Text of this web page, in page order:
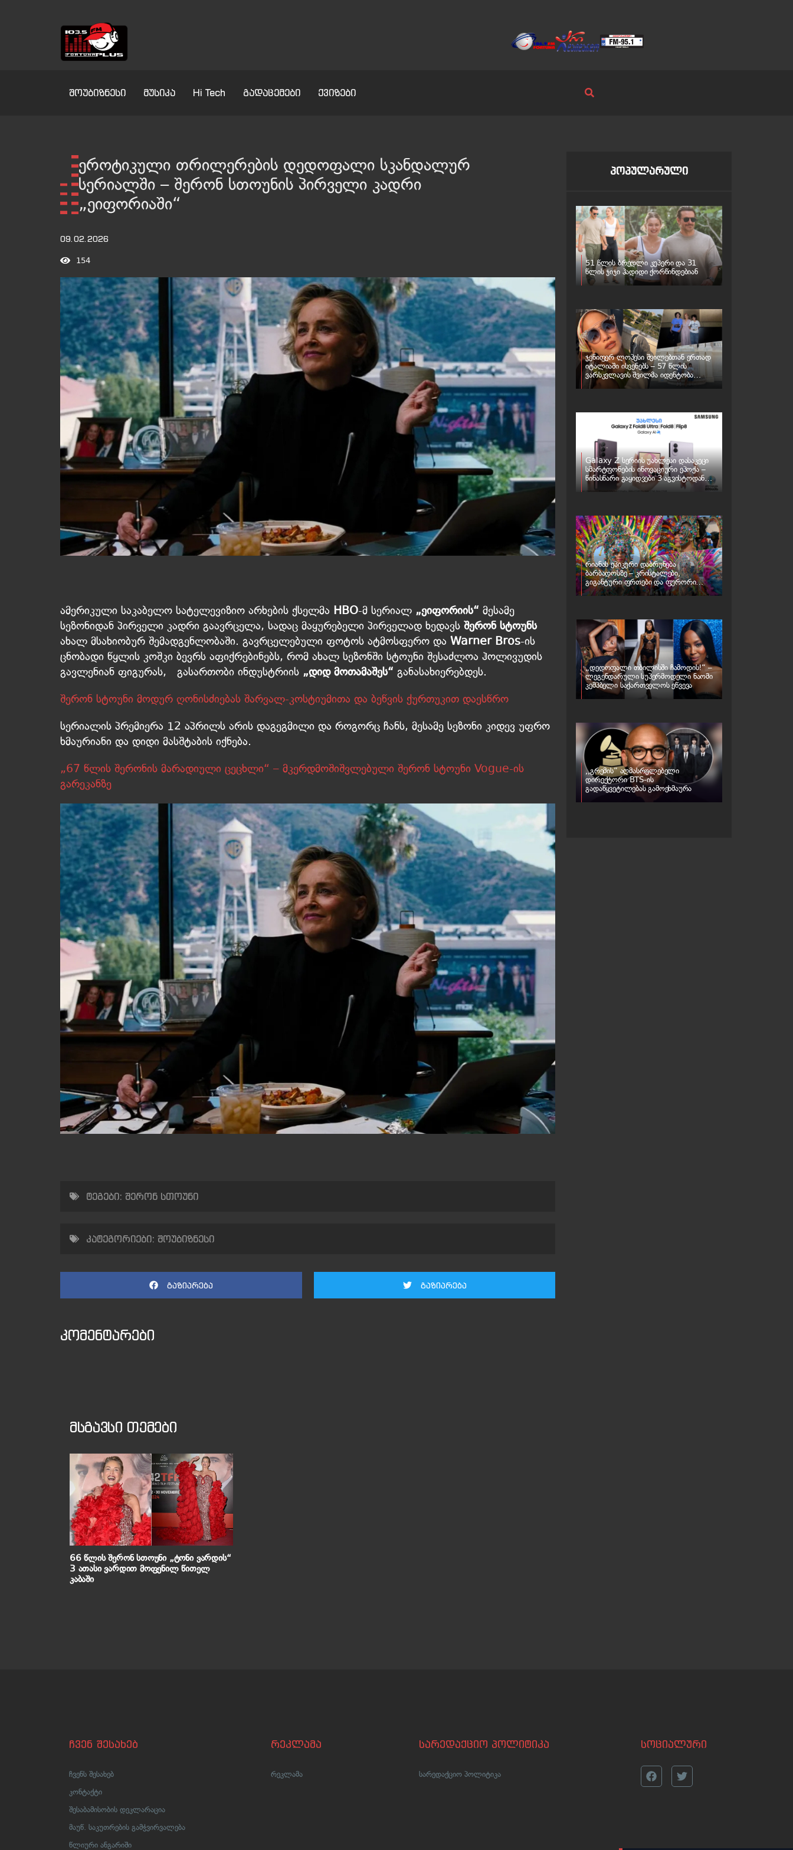
შოუბიზნესი მუსიკა Hi Tech გადაცემები ქვიზები
ეროტიკული თრილერების დედოფალი სკანდალურ
სერიალში – შერონ სთოუნის პირველი კადრი
„ეიფორიაში“
09.02.2026
154
ამერიკული საკაბელო სატელევიზიო არხების ქსელმა HBO-მ სერიალ „ეიფორიის“ მესამე
სეზონიდან პირველი კადრი გაავრცელა, სადაც მაყურებელი პირველად ხედავს შერონ სტოუნს
ახალ მსახიობურ შემადგენლობაში. გავრცელებული ფოტოს ატმოსფერო და Warner Bros-ის
ცნობადი წყლის კოშკი ბევრს აფიქრებინებს, რომ ახალ სეზონში სტოუნი შესაძლოა ჰოლივუდის
გავლენიან ფიგურას, გასართობი ინდუსტრიის „დიდ მოთამაშეს“ განასახიერებდეს.
შერონ სტოუნი მოდურ ღონისძიებას შარვალ-კოსტიუმითა და ბეწვის ქურთუკით დაესწრო
სერიალის პრემიერა 12 აპრილს არის დაგეგმილი და როგორც ჩანს, მესამე სეზონი კიდევ უფრო
ხმაურიანი და დიდი მასშტაბის იქნება.
„67 წლის შერონის მარადიული ცეცხლი“ – მკერდმოშიშვლებული შერონ სტოუნი Vogue-ის
გარეკანზე
ტეგები: შერონ სთოუნი
კატეგორიები: შოუბიზნესი
გაზიარება გაზიარება
კომენტარები
პოპულარული
51 წლის ბრედლი კუპერი და 31
წლის ჯიჯი ჰადიდი ქორწინდებიან
ჯენიფერ ლოპესი შვილებთან ერთად
იტალიაში ისვენებს – 57 წლის
ვარსკვლავის შვილმა იდენტობა
შეიცვალა
Galaxy Z სერიის უახლესი დასაკეცი
სმარტფონების ინოვაციური ეპოქა –
წინასწარი გაყიდვები 3 აგვისტოდან
იწყება
რიანას ეპიკური დაბრუნება
ბარბადოსზე – კრისტალები,
გიგანტური ფრთები და ფურორი
კარნავალზე
„დედოფალი თბილისში ჩამოდის!“ –
ლეგენდარული სუპერმოდელი ნაომი
კემპბელი საქართველოს ეწვევა
,,გრემის” აღმასრულებელი
დირექტორი BTS-ის
გადაწყვეტილებას გამოეხმაურა
მსგავსი თემები
66 წლის შერონ სთოუნი „ტონი ვარდის“
3 ათასი ვარდით მოფენილ წითელ
კაბაში
ჩვენ შესახებ
ჩვენს შესახებ
კონტაქტი
შესაბამისობის დეკლარაცია
მაუწ. საკუთრების გამჭვირვალება
წლიური ანგარიში
რეკლამა
რეკლამა
სარედაქციო პოლიტიკა
სარედაქციო პოლიტიკა
სოციალური